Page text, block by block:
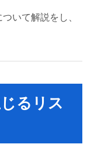
いて解説をし、
るリス